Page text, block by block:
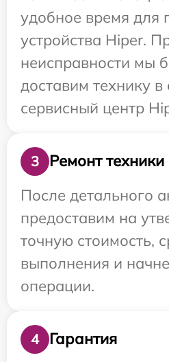
удобное время для
устройства Hiper.
неисправности мы
доставим технику в
сервисный центр
3
Ремонт техники
После детального
предоставим на
точную стоимость,
выполнения и
операции.
4
Гарантия